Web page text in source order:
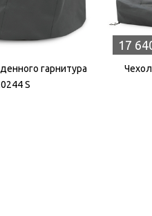
гарнитура
S
17